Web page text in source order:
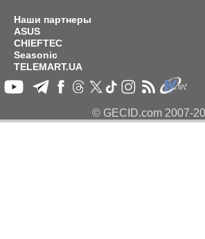
Наши партнеры
ASUS
CHIEFTEC
Seasonic
TELEMART.UA
© GECID.com 2007-